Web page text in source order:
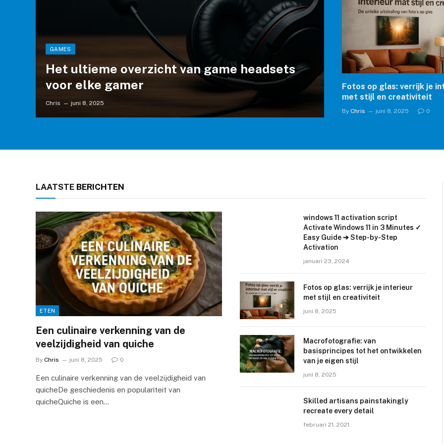
GAMES
Het ultieme overzicht van game headsets
voor elke gamer
Chris juni 8, 2025
Fotos op glas: verrijk je
met stijl en creativiteit
By Chris juni 8, 2025 0
LAATSTE BERICHTEN
ETEN
Een culinaire verkenning van de
veelzijdigheid van quiche
By Chris juni 8, 2025 0
Een culinaire verkenning van de veelzijdigheid van
quicheDe geschiedenis en populariteit van
quicheQuiche is een…
windows 11 activation script
Activate Windows 11 in 3 Minutes ✓
Easy Guide ➔ Step-by-Step
Activation
januari 23, 2024
Fotos op glas: verrijk je interieur
met stijl en creativiteit
juni 8, 2025
Macrofotografie: van
basisprincipes tot het ontwikkelen
van je eigen stijl
juni 8, 2025
Skilled artisans painstakingly
recreate every detail
februari 21, 2021